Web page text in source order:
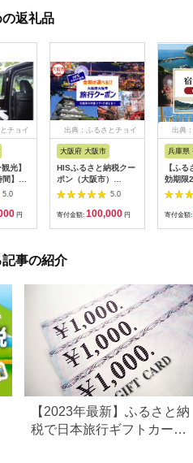
返礼品
チョイ
光】
間】ド
るとっ
光（3
／1-
5.0
円
出典：ふるさとチョイ
大阪府 大阪市
HISふるさと納税クー
ポン（大阪市）
30,000円分_OS039-
5.0
寄付金額: 100,000 円
出典
兵庫県
【ふ
効期限
も使え
券 宿泊
プレゼ
日 25-
寄付金額:
事の紹介
【2023年最新】ふるさと納
税で日本旅行ギフトカード